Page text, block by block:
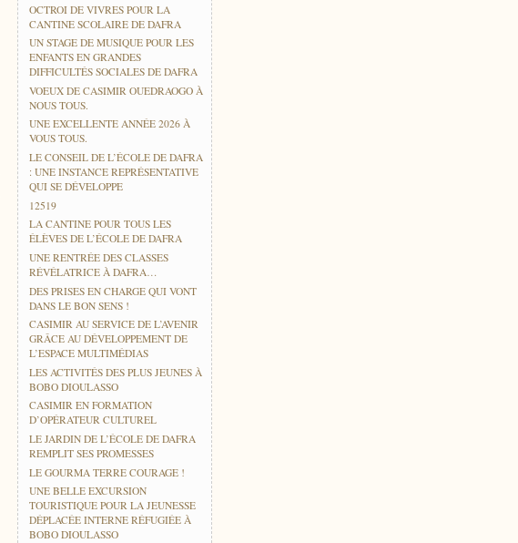
OCTROI DE VIVRES POUR LA
CANTINE SCOLAIRE DE DAFRA
UN STAGE DE MUSIQUE POUR LES
ENFANTS EN GRANDES
DIFFICULTÉS SOCIALES DE DAFRA
VOEUX DE CASIMIR OUEDRAOGO À
NOUS TOUS.
UNE EXCELLENTE ANNÉE 2026 À
VOUS TOUS.
LE CONSEIL DE L’ÉCOLE DE DAFRA
: UNE INSTANCE REPRÉSENTATIVE
QUI SE DÉVELOPPE
12519
LA CANTINE POUR TOUS LES
ÉLÈVES DE L’ÉCOLE DE DAFRA
UNE RENTRÉE DES CLASSES
RÉVÉLATRICE À DAFRA…
DES PRISES EN CHARGE QUI VONT
DANS LE BON SENS !
CASIMIR AU SERVICE DE L’AVENIR
GRÂCE AU DÉVELOPPEMENT DE
L’ESPACE MULTIMÉDIAS
LES ACTIVITÉS DES PLUS JEUNES À
BOBO DIOULASSO
CASIMIR EN FORMATION
D’OPÉRATEUR CULTUREL
LE JARDIN DE L’ÉCOLE DE DAFRA
REMPLIT SES PROMESSES
LE GOURMA TERRE COURAGE !
UNE BELLE EXCURSION
TOURISTIQUE POUR LA JEUNESSE
DÉPLACÉE INTERNE RÉFUGIÉE À
BOBO DIOULASSO